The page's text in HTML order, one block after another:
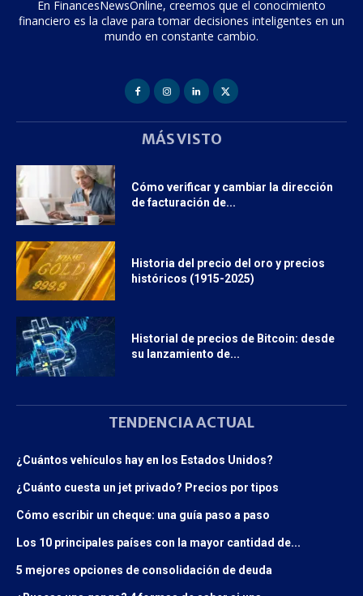
En FinancesNewsOnline, creemos que el conocimiento
financiero es la clave para tomar decisiones inteligentes en un
mundo en constante cambio.
MÁS VISTO
Cómo verificar y cambiar la dirección
de facturación de...
Historia del precio del oro y precios
históricos (1915-2025)
Historial de precios de Bitcoin: desde
su lanzamiento de...
TENDENCIA ACTUAL
¿Cuántos vehículos hay en los Estados Unidos?
¿Cuánto cuesta un jet privado? Precios por tipos
Cómo escribir un cheque: una guía paso a paso
Los 10 principales países con la mayor cantidad de...
5 mejores opciones de consolidación de deuda